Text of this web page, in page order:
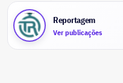
Reportagem
Ver publicações